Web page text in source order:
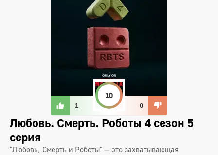
1
10
0
Любовь. Смерть. Роботы 4 сезон 5
серия
"Любовь, Смерть и Роботы" — это захватывающая